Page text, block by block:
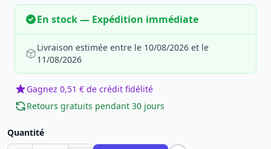
En stock — Expédition immédiate
Livraison estimée entre le 10/08/2026 et le
11/08/2026
Gagnez 0,51 € de crédit fidélité
Retours gratuits pendant 30 jours
Quantité